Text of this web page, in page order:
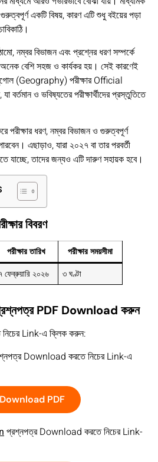
একটি বিষয়, কারণ এটি শুধু বইয়ের পড়া
নম্বর বিভাজন এবং প্রশ্নের ধরণ সম্পর্কে
অনেক বেশি সহজ ও কার্যকর হয়। সেই কারণেই
(Geography) পরীক্ষার Official
বর্তমান ও ভবিষ্যতের পরীক্ষার্থীদের প্রস্তুতিতে
ধরণ, নম্বর বিভাজন ও গুরুত্বপূর্ণ
এছাড়াও, যারা ২০২৭ বা তার পরবর্তী
যাচ্ছে, তাদের জন্যও এটি দারুণ সহায়ক হবে।
বিবরণ
পরীক্ষার তারিখ
পরীক্ষার সময়সীমা
ফেব্রুয়ারি ২০২৬ ৩ ঘণ্টা
PDF Download করুন
Link-এ ক্লিক করুন:
Download করতে নিচের Link-এ
Download PDF
প্রশ্নপত্র Download করতে নিচের Link-